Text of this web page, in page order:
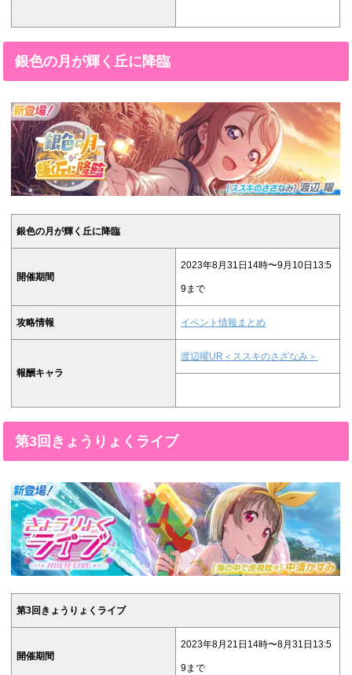
銀色の月が輝く丘に降臨
銀色の月が輝く丘に降臨
開催期間
2023年8月31日14時〜9月10日13:5
9まで
攻略情報 イベント情報まとめ
報酬キャラ
渡辺曜UR＜ススキのさざなみ＞
第3回きょうりょくライブ
第3回きょうりょくライブ
開催期間
2023年8月21日14時〜8月31日13:5
9まで